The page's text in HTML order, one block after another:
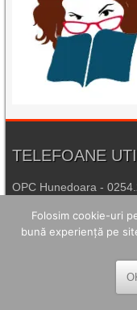
TELEFOANE
OPC Hunedoara -
Poliția Petroșani -
Agenția de Protecția
Spitalul de Urgență
Folosim cookie-uri
bună experiență pe